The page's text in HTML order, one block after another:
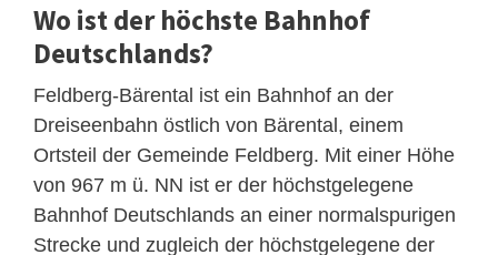
Wo ist der höchste Bahnhof
Deutschlands?
Feldberg-Bärental ist ein Bahnhof an der
Dreiseenbahn östlich von Bärental, einem
Ortsteil der Gemeinde Feldberg. Mit einer Höhe
von 967 m ü. NN ist er der höchstgelegene
Bahnhof Deutschlands an einer normalspurigen
Strecke und zugleich der höchstgelegene der